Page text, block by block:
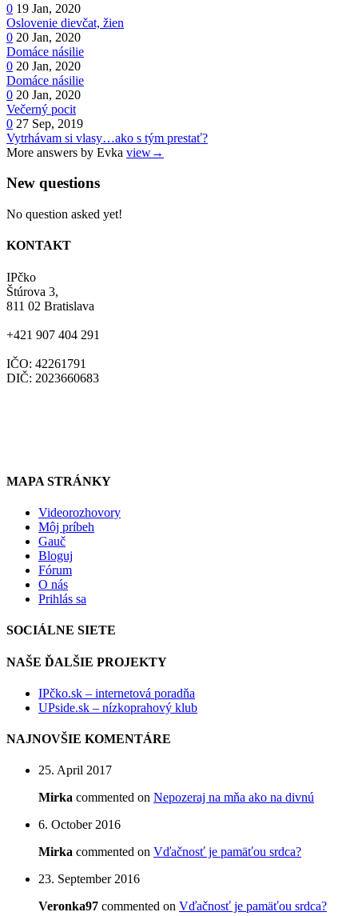
0 19 Jan, 2020
Oslovenie dievčat, žien
0 20 Jan, 2020
Domáce násilie
0 20 Jan, 2020
Domáce násilie
0 20 Jan, 2020
Večerný pocit
0 27 Sep, 2019
Vytrhávam si vlasy…ako s tým prestať?
More answers by Evka view→
New questions
No question asked yet!
KONTAKT
IPčko
Štúrova 3,
811 02 Bratislava
+421 907 404 291
IČO: 42261791
DIČ: 2023660683
MAPA STRÁNKY
Videorozhovory
Môj príbeh
Gauč
Bloguj
Fórum
O nás
Prihlás sa
SOCIÁLNE SIETE
NAŠE ĎALŠIE PROJEKTY
IPčko.sk – internetová poradňa
UPside.sk – nízkoprahový klub
NAJNOVŠIE KOMENTÁRE
25. April 2017
Mirka commented on Nepozeraj na mňa ako na divnú
6. October 2016
Mirka commented on Vďačnosť je pamäťou srdca?
23. September 2016
Veronka97 commented on Vďačnosť je pamäťou srdca?